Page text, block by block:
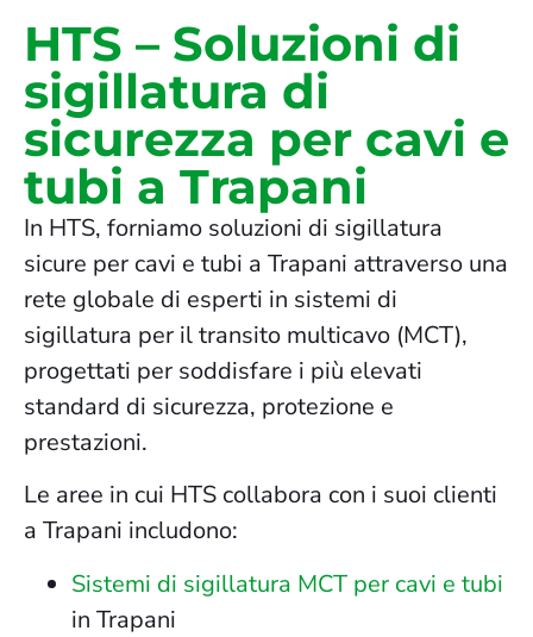
HTS – Soluzioni di
sigillatura di
sicurezza per cavi e
tubi a Trapani
In HTS, forniamo soluzioni di sigillatura
sicure per cavi e tubi a Trapani attraverso una
rete globale di esperti in sistemi di
sigillatura per il transito multicavo (MCT),
progettati per soddisfare i più elevati
standard di sicurezza, protezione e
prestazioni.
Le aree in cui HTS collabora con i suoi clienti
a Trapani includono:
Sistemi di sigillatura MCT per cavi e tubi
in Trapani